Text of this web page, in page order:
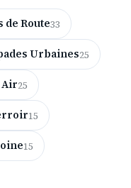
de Route33
Urbaines25
Air25
15
15